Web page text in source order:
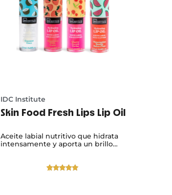
IDC Institute
Skin Food Fresh Lips Lip Oil
Aceite labial nutritivo que hidrata
intensamente y aporta un brillo
bonitos desde la primera aplicación.